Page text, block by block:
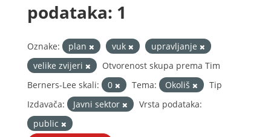
podataka: 1
Oznake: plan vuk
upravljanje
velike zvijeri
Otvorenost skupa prema Tim
Berners-Lee skali:
0 Tema: Okoliš
Tip
Izdavača:
Javni sektor
Vrsta podataka:
public